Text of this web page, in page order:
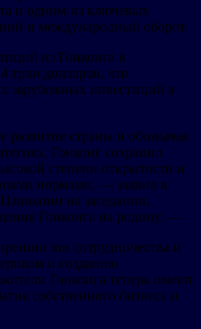
и одним из ключевых
и международный оборот.
из Гонконга в
трлн долларов, что
зарубежных инвестиций в
страны и обозначая
Гонконг сохранил
степени открытости и
нормами, — заявил в
на заседании,
Гонконга на родину. —
зон сотрудничества и
и созданию
Гонконга теперь имеют
собственного бизнеса и